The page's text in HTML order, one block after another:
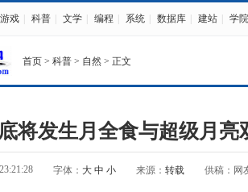
游戏 科普 文学 编程 系统 数据库 建站 学院
首页 > 科普 > 自然 > 正文
将发生月全食与超级月亮
字体： 大 中 小 来源： 转载 供稿：网